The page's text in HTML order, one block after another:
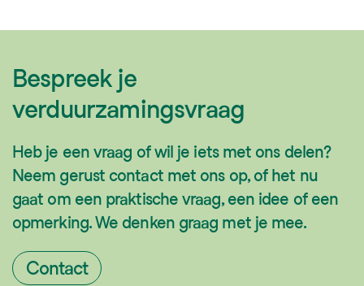
Bespreek je
verduurzamingsvraag
Heb je een vraag of wil je iets met ons delen?
Neem gerust contact met ons op, of het nu
gaat om een praktische vraag, een idee of een
opmerking. We denken graag met je mee.
Contact